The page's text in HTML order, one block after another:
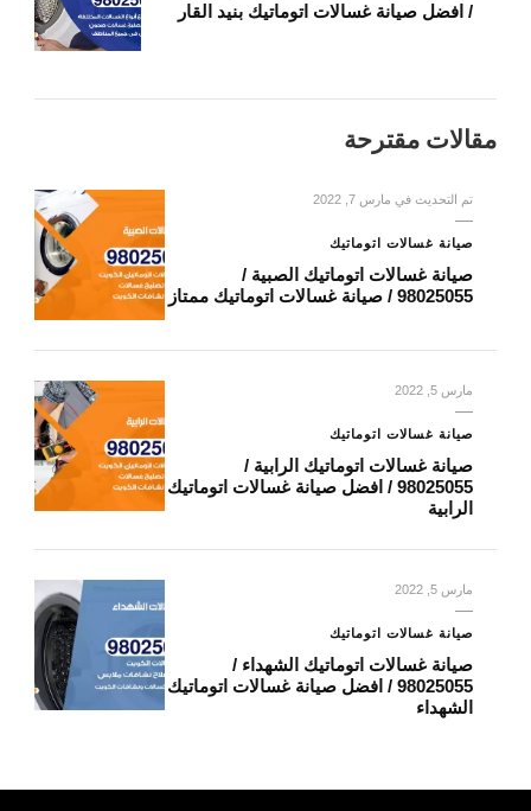
/ افضل صيانة غسالات اتوماتيك بنيد القار
مقالات مقترحة
تم التحديث في مارس 7, 2022
صيانة غسالات اتوماتيك
صيانة غسالات اتوماتيك الصبية /
98025055 / صيانة غسالات اتوماتيك ممتاز
مارس 5, 2022
صيانة غسالات اتوماتيك
صيانة غسالات اتوماتيك الرابية /
98025055 / افضل صيانة غسالات اتوماتيك
الرابية
مارس 5, 2022
صيانة غسالات اتوماتيك
صيانة غسالات اتوماتيك الشهداء /
98025055 / افضل صيانة غسالات اتوماتيك
الشهداء